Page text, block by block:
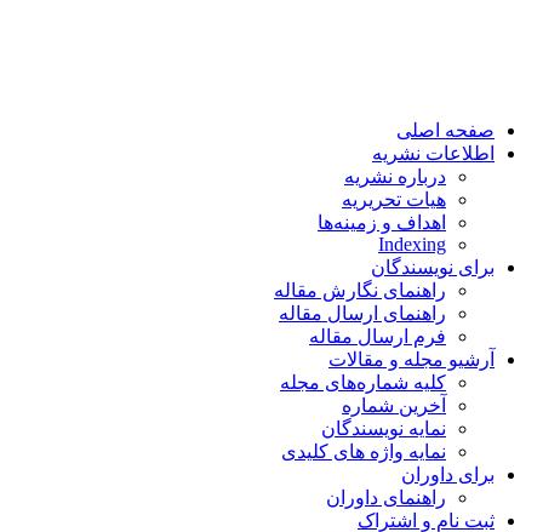
صفحه اصلی
اطلاعات نشریه
درباره نشریه
هیات تحریریه
اهداف و زمینه‌ها
Indexing
برای نویسندگان
راهنمای نگارش مقاله
راهنمای ارسال مقاله
فرم ارسال مقاله
آرشیو مجله و مقالات
کلیه شماره‌های مجله
آخرین شماره
نمایه نویسندگان
نمایه واژه های کلیدی
برای داوران
راهنمای داوران
ثبت نام و اشتراک